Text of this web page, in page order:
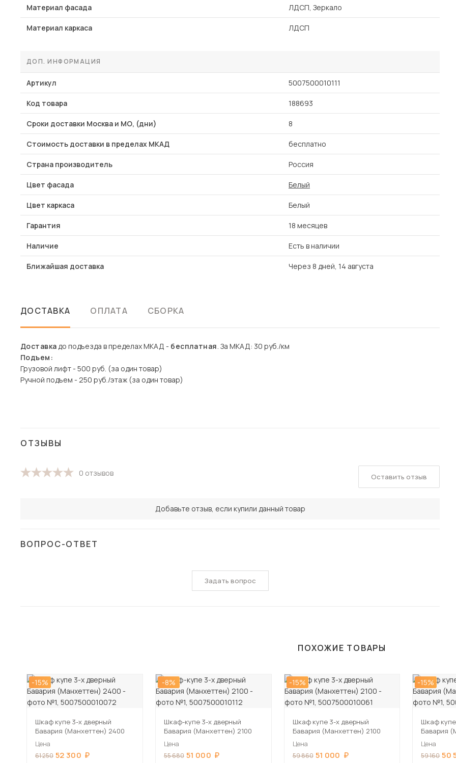
Материал фасада ЛДСП, Зеркало
Материал каркаса ЛДСП
ДОП. ИНФОРМАЦИЯ
Артикул 5007500010111
Код товара 188693
Сроки доставки Москва и МО, (дни) 8
Стоимость доставки в пределах МКАД бесплатно
Страна производитель Россия
Цвет фасада Белый
Цвет каркаса Белый
Гарантия 18 месяцев
Наличие Есть в наличии
Ближайшая доставка Через 8 дней, 14 августа
ДОСТАВКА ОПЛАТА СБОРКА
Доставкадо подъезда в пределах МКАД - бесплатная. За МКАД: 30 руб./км
Подъем:
Грузовой лифт - 500 руб. (за один товар)
Ручной подъем - 250 руб./этаж (за один товар)
ОТЗЫВЫ
0 отзывов
Добавьте отзыв, если купили данный товар
Оставить отзыв
ВОПРОС-ОТВЕТ
Задать вопрос
ПОХОЖИЕ ТОВАРЫ
-15%
Шкаф купе 3-х дверный
Бавария (Манхеттен) 2400
Цена
61 250 52 300
-8%
Шкаф-купе 3-х дверный
Бавария (Манхеттен) 2100
Цена
55 680 51 000
-15%
Шкаф купе 3-х дверный
Бавария (Манхеттен) 2100
Цена
59 860 51 000
-15%
Шкаф
Бавария
Цена
59 160 50